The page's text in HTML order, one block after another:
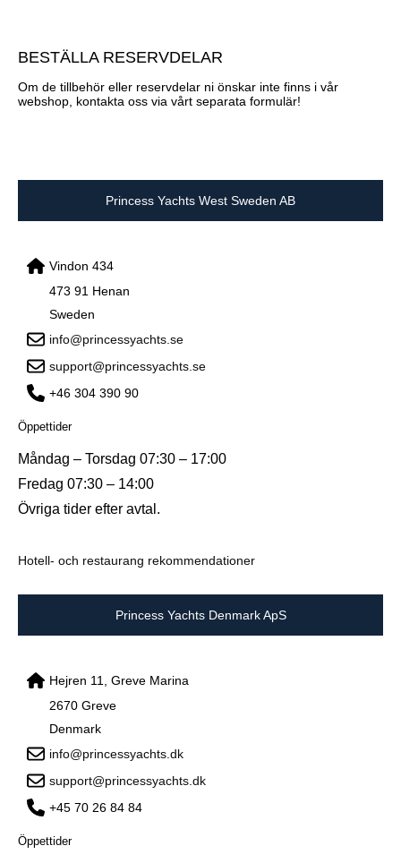
BESTÄLLA RESERVDELAR
Om de tillbehör eller reservdelar ni önskar inte finns i vår
webshop, kontakta oss via vårt separata formulär!
Princess Yachts West Sweden AB
Vindon 434
473 91 Henan
Sweden
info@princessyachts.se
support@princessyachts.se
+46 304 390 90
Öppettider
Måndag – Torsdag 07:30 – 17:00
Fredag 07:30 – 14:00
Övriga tider efter avtal.
Hotell- och restaurang rekommendationer
Princess Yachts Denmark ApS
Hejren 11, Greve Marina
2670 Greve
Denmark
info@princessyachts.dk
support@princessyachts.dk
+45 70 26 84 84
Öppettider